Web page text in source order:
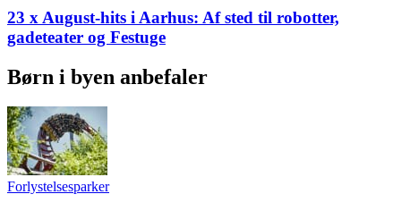
23 x August-hits i Aarhus: Af sted til robotter,
gadeteater og Festuge
Børn i byen anbefaler
Forlystelsesparker